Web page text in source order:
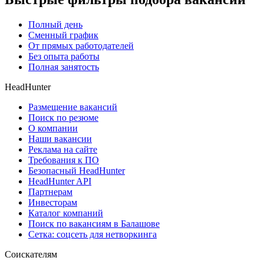
Полный день
Сменный график
От прямых работодателей
Без опыта работы
Полная занятость
HeadHunter
Размещение вакансий
Поиск по резюме
О компании
Наши вакансии
Реклама на сайте
Требования к ПО
Безопасный HeadHunter
HeadHunter API
Партнерам
Инвесторам
Каталог компаний
Поиск по вакансиям в Балашове
Сетка: соцсеть для нетворкинга
Соискателям